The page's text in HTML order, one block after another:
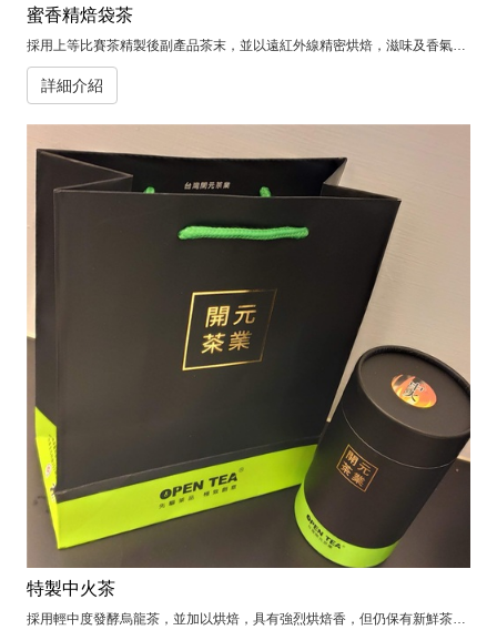
蜜香精焙袋茶
採用上等比賽茶精製後副產品茶末，並以遠紅外線精密烘焙，滋味及香氣都非常強烈。
詳細介紹
特製中火茶
採用輕中度發酵烏龍茶，並加以烘焙，具有強烈烘焙香，但仍保有新鮮茶葉之甘醇韻味。